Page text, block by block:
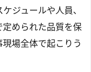
ジュールや人員、
められた品質を保
場全体で起こりう